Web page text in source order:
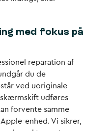
med fokus på
reparation af
du de
ved uoriginale
skærmskift udføres
forvente samme
enhed. Vi sikrer,